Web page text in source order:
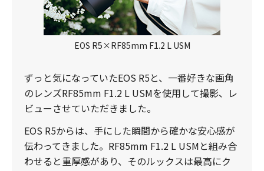
EOS R5×RF85mm F1.2 L USM
ずっと気になっていたEOS R5と、一番好きな画角
のレンズRF85mm F1.2 L USMを使用して撮影、レ
ビューさせていただきました。
EOS R5からは、手にした瞬間から確かな安心感が
伝わってきました。RF85mm F1.2 L USMと組み合
わせると重厚感があり、そのルックスは最高にク